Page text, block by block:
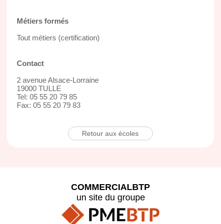
Métiers formés
Tout métiers (certification)
Contact
2 avenue Alsace-Lorraine
19000 TULLE
Tel: 05 55 20 79 85
Fax: 05 55 20 79 83
Retour aux écoles
COMMERCIALBTP
un site du groupe